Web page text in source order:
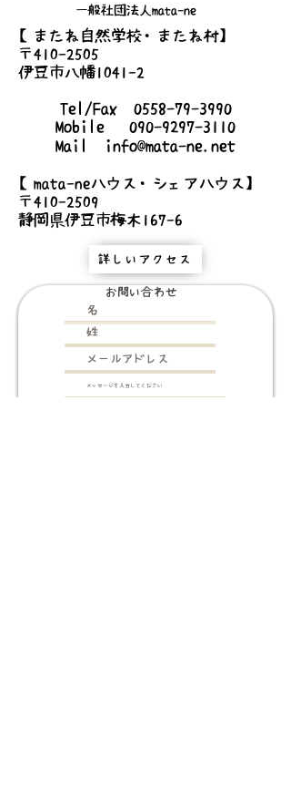
一般社団法人mata-ne
【またね自然学校・またね村】
〒410-2505
伊豆市八幡1041-2
Tel/Fax0558-79-3990
Mobile 090-9297-3110
Mail
info@mata-ne.net
【mata-neハウス・シェアハウス】
〒410-2509
静岡県伊豆市梅木167-6
詳しいアクセス
お問い合わせ